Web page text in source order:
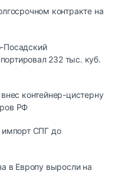
контракте на
Посадский
232 тыс. куб.
контейнер-цистерну
РФ
импорт СПГ до
в Европу выросли на